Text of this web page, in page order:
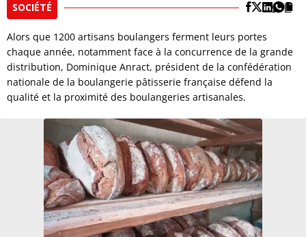
SOCIÉTÉ
Alors que 1200 artisans boulangers ferment leurs portes
chaque année, notamment face à la concurrence de la grande
distribution, Dominique Anract, président de la confédération
nationale de la boulangerie pâtisserie française défend la
qualité et la proximité des boulangeries artisanales.